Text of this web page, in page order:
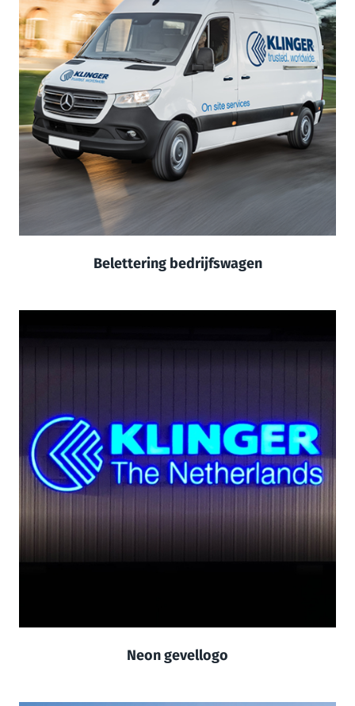
Belettering bedrijfswagen
Neon gevellogo